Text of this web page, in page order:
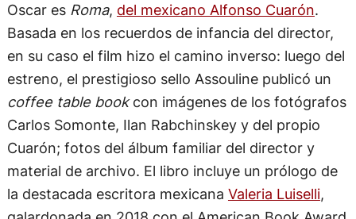
Oscar es Roma, del mexicano Alfonso Cuarón.
Basada en los recuerdos de infancia del director,
en su caso el film hizo el camino inverso: luego del
estreno, el prestigioso sello Assouline publicó un
coffee table bookcon imágenes de los fotógrafos
Carlos Somonte, Ilan Rabchinskey y del propio
Cuarón; fotos del álbum familiar del director y
material de archivo. El libro incluye un prólogo de
la destacada escritora mexicana Valeria Luiselli,